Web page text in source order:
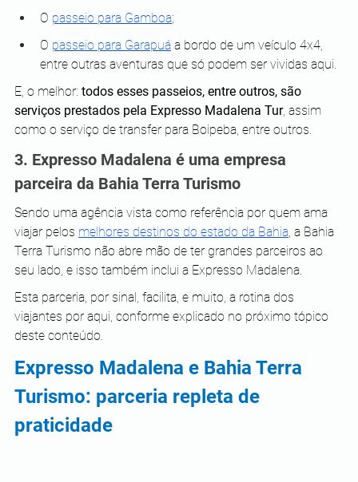
O passeio para Gamboa;
O passeio para Garapuá a bordo de um veículo 4x4,
entre outras aventuras que só podem ser vividas aqui.
E, o melhor: todos esses passeios, entre outros, são
serviços prestados pela Expresso Madalena Tur, assim
como o serviço de transfer para Boipeba, entre outros.
3. Expresso Madalena é uma empresa
parceira da Bahia Terra Turismo
Sendo uma agência vista como referência por quem ama
viajar pelos melhores destinos do estado da Bahia, a Bahia
Terra Turismo não abre mão de ter grandes parceiros ao
seu lado, e isso também inclui a Expresso Madalena.
Esta parceria, por sinal, facilita, e muito, a rotina dos
viajantes por aqui, conforme explicado no próximo tópico
deste conteúdo.
Expresso Madalena e Bahia Terra
Turismo: parceria repleta de
praticidade